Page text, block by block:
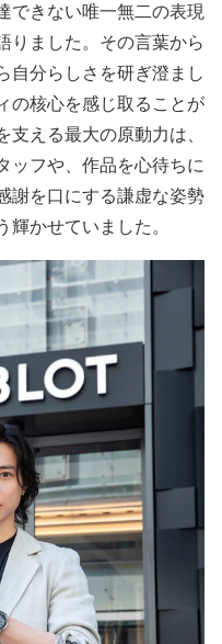
できない唯一無二の表現
りました。その言葉から
自分らしさを研ぎ澄まし
の核心を感じ取ることが
える最大の原動力は、
ッフや、作品を心待ちに
謝を口にする謙虚な姿勢
輝かせていました。